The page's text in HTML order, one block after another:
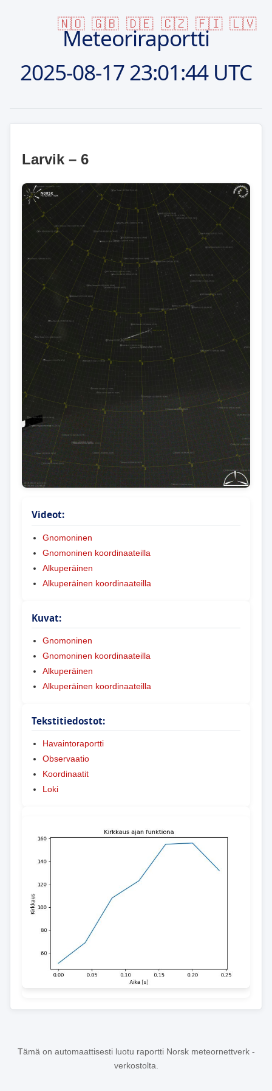
🇳🇴 🇬🇧 🇩🇪 🇨🇿 🇫🇮 🇱🇻
Meteoriraportti
2025-08-1723:01:44 UTC
Larvik – 6
Videot:
Gnomoninen
Gnomoninen koordinaateilla
Alkuperäinen
Alkuperäinen koordinaateilla
Kuvat:
Gnomoninen
Gnomoninen koordinaateilla
Alkuperäinen
Alkuperäinen koordinaateilla
Tekstitiedostot:
Havaintoraportti
Observaatio
Koordinaatit
Loki
Tämä on automaattisesti luotu raportti Norsk meteornettverk -
verkostolta.